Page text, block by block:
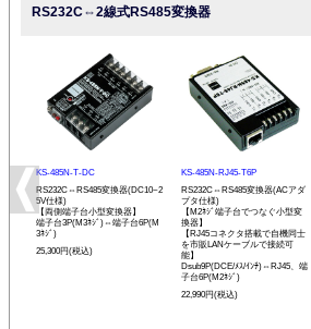
RS232C⇔2線式RS485変換器
KS-485N-T-DC
RS232C⇔RS485変換器(DC10~2
5V仕様)
【両側端子台小型変換器】
端子台3P(M3ﾈｼﾞ)⇔端子台6P(M
3ﾈｼﾞ)
25,300円(税込)
KS-485N-RJ45-T6P
RS232C⇔RS485変換器(ACアダ
プタ仕様)
【M2ﾈｼﾞ端子台でつなぐ小型変
換器】
【RJ45コネクタ搭載で自機同士
を市販LANケーブルで接続可
能】
Dsub9P(DCE/ﾒｽ/ｲﾝﾁ)⇔RJ45、端
子台6P(M2ﾈｼﾞ)
22,990円(税込)